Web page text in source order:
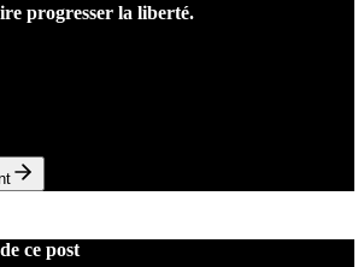
progresser la liberté.
ce post